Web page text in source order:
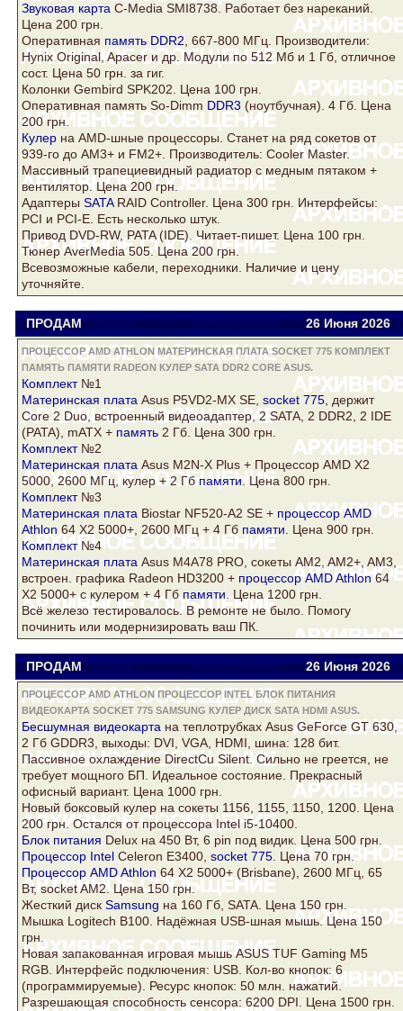
Звуковая карта C-Media SMI8738. Работает без нареканий.
Цена 200 грн.
Оперативная память DDR2 , 667-800 МГц. Производители:
Hynix Original, Apacer и др. Модули по 512 Мб и 1 Гб, отличное
сост. Цена 50 грн. за гиг.
Колонки Gembird SPK202. Цена 100 грн.
Оперативная память So-Dimm DDR3 (ноутбучная). 4 Гб. Цена
200 грн.
Кулер на AMD-шные процессоры. Станет на ряд сокетов от
939-го до AM3+ и FM2+. Производитель: Cooler Master.
Массивный трапециевидный радиатор с медным пятаком +
вентилятор. Цена 200 грн.
Адаптеры SATARAID Controller. Цена 300 грн. Интерфейсы:
PCI и PCI-E. Есть несколько штук.
Привод DVD-RW, PATA (IDE). Читает-пишет. Цена 100 грн.
Тюнер AverMedia 505. Цена 200 грн.
Всевозможные кабели, переходники. Наличие и цену
уточняйте.
ПРОДАМ Viator viatora@ukr.net 26 Июня 2026
ПРОЦЕССОР AMD ATHLON МАТЕРИНСКАЯ ПЛАТА SOCKET 775 КОМПЛЕКТ
ПАМЯТЬ ПАМЯТИ RADEON КУЛЕР SATA DDR2 CORE ASUS.
Комплект№1
Материнская плата Asus P5VD2-MX SE, socket 775 , держит
Core2 Duo, встроенный видеоадаптер, 2SATA , 2 DDR2 , 2 IDE
(PATA), mATX + память 2 Гб. Цена 300 грн.
Комплект№2
Материнская плата Asus M2N-X Plus + Процессор AMD X2
5000, 2600 МГц,кулер+ 2 Гбпамяти. Цена 800 грн.
Комплект№3
Материнская плата Biostar NF520-A2 SE + процессор AMD
Athlon 64 Х2 5000+, 2600 МГц + 4 Гб памяти . Цена 900 грн.
Комплект№4
Материнская плата Asus M4A78 PRO, сокеты AM2, AM2+, AM3,
встроен. графика Radeon HD3200 + процессор AMD Athlon64
Х2 5000+ скулером + 4 Гбпамяти. Цена 1200 грн.
Всё железо тестировалось. В ремонте не было. Помогу
починить или модернизировать ваш ПК.
ПРОДАМ Viator viatora@ukr.net 26 Июня 2026
ПРОЦЕССОР AMD ATHLON ПРОЦЕССОР INTEL БЛОК ПИТАНИЯ
ВИДЕОКАРТА SOCKET 775 SAMSUNG КУЛЕР ДИСК SATA HDMI ASUS.
Беcшумная видеокарта на теплотрубках AsusGeForce GT 630,
2 Гб GDDR3, выходы: DVI, VGA, HDMI , шина: 128 бит.
Пассивное охлаждение DirectCu Silent. Сильно не греется, не
требует мощного БП. Идеальное состояние. Прекрасный
офисный вариант. Цена 1000 грн.
Новый боксовый кулер на сокеты 1156, 1155, 1150, 1200. Цена
200 грн. Остался от процессора Intel i5-10400.
Блок питания Delux на 450 Вт, 6 pin под видик. Цена 500 грн.
Процессор Intel Celeron E3400, socket 775 . Цена 70 грн.
Процессор AMD Athlon 64 Х2 5000+ (Brisbane), 2600 МГц, 65
Вт, socket AM2. Цена 150 грн.
Жесткий диск Samsung на 160 Гб, SATA . Цена 150 грн.
Мышка Logitech B100. Надёжная USB-шная мышь. Цена 150
грн.
Новая запакованная игровая мышь ASUS TUF Gaming M5
RGB. Интерфейс подключения: USB. Кол-во кнопок: 6
(программируемые). Ресурс кнопок: 50 млн. нажатий.
Разрешающая способность сенсора: 6200 DPI. Цена 1500 грн.